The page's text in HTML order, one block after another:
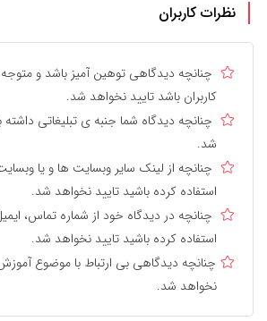
نظرات کاربران
چنانچه دیدگاهی توهین آمیز باشد و
کاربران باشد تایید نخواهد شد.
چنانچه دیدگاه شما جنبه ی تبلیغاتی داشته
شد.
چنانچه از لینک سایر وبسایت ها و یا
استفاده کرده باشید تایید نخواهد شد.
چنانچه در دیدگاه خود از شماره تماس،
استفاده کرده باشید تایید نخواهد شد.
چنانچه دیدگاهی بی ارتباط با موضوع
نخواهد شد.